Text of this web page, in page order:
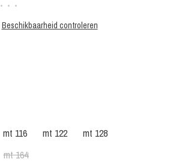
• • •
Beschikbaarheid controleren
mt 116 mt 122
mt 128
mt 164